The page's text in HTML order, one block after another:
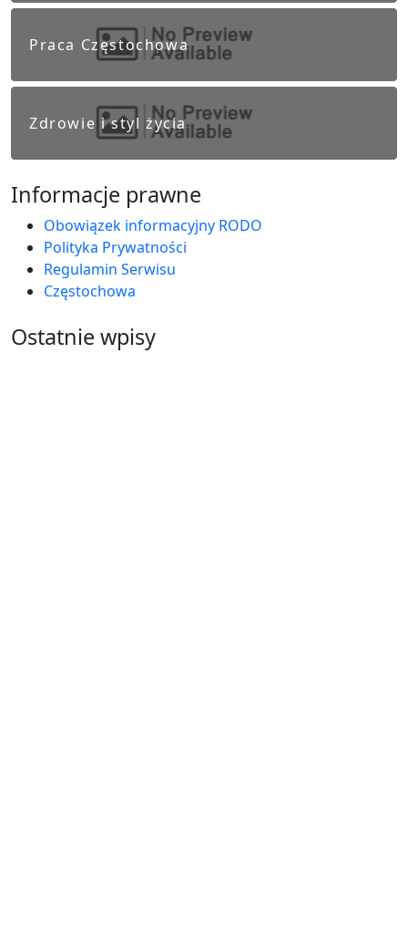
Praca Częstochowa
Zdrowie i styl życia
Informacje prawne
Obowiązek informacyjny RODO
Polityka Prywatności
Regulamin Serwisu
Częstochowa
Ostatnie wpisy